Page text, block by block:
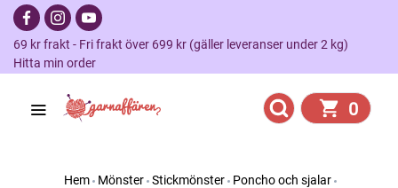
69 kr frakt - Fri frakt över 699 kr (gäller leveranser under 2 kg)
Hitta min order
0
Hem Mönster Stickmönster Poncho och sjalar